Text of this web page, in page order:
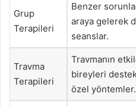
Grup
Terapileri
Benzer
araya gelerek
seanslar.
Travma
Terapileri
Travmanın
bireyleri
özel yöntemler.